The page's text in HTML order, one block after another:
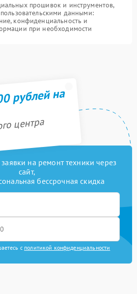
прошивок и инструментов,
данными:
конфиденциальность и
при необходимости
рублей на
центра
на ремонт техники через
сайт,
бессрочная скидка
с политикой конфиденциальности